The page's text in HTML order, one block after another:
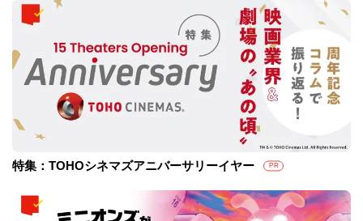
特集：TOHOシネマズアニバーサリーイヤー PR